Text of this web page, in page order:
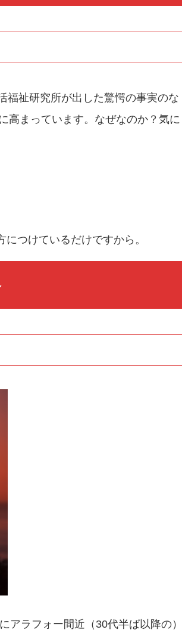
福祉研究所が出した驚愕の事実のな
高まっています。なぜなのか？気に
つけているだけですから。
アラフォー間近（30代半ば以降の）